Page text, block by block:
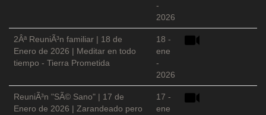
-
2026
2Âª ReuniÃ³n familiar | 18 de
Enero de 2026 | Meditar en todo
tiempo - Tierra Prometida
18 -
ene
-
2026
ReuniÃ³n "SÃ© Sano" | 17 de
Enero de 2026 | Zarandeado pero
17 -
ene